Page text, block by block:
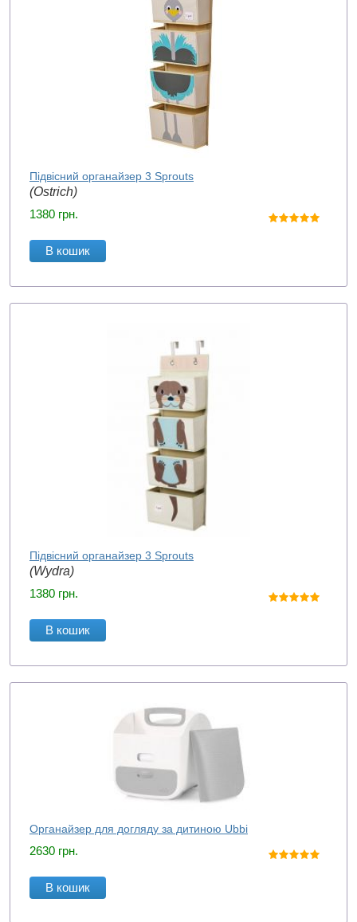
Підвісний органайзер 3 Sprouts
(Ostrich)
1380 грн.
В кошик
Підвісний органайзер 3 Sprouts
(Wydra)
1380 грн.
В кошик
Органайзер для догляду за дитиною Ubbi
2630 грн.
В кошик